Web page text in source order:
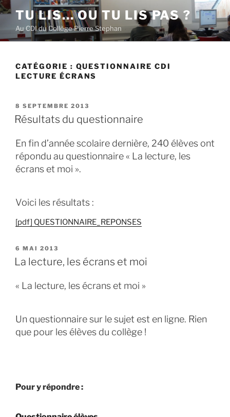
Aller
contenu
principal
TU LIS… OU TU LIS PAS ?
Au CDI du Collège Pierre Stephan
CATÉGORIE : QUESTIONNAIRE CDI
LECTURE ÉCRANS
PUBLIÉ
LE
8 SEPTEMBRE 2013
Résultats du questionnaire
En fin d’année scolaire dernière, 240 élèves ont
répondu au questionnaire « La lecture, les
écrans et moi ».
Voici les résultats :
[pdf] QUESTIONNAIRE_REPONSES
PUBLIÉ
LE
6 MAI 2013
La lecture, les écrans et moi
« La lecture, les écrans et moi »
Un questionnaire sur le sujet est en ligne. Rien
que pour les élèves du collège !
Pour y répondre :